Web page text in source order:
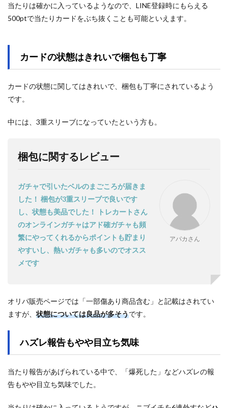
当たりは確かに入っているようなので、LINE登録時にもらえる
500ptで当たりカードをぶち抜くことも可能といえます。
カードの状態はきれいで梱包も丁寧
カードの状態に関してはきれいで、梱包も丁寧にされているよう
です。
中には、3重スリーブになっていたという方も。
梱包に関するレビュー
アパカさん
ガチャで引いたベルのまごころが届きま
した！ 梱包が3重スリーブで良いです
し、状態も美品でした！ トレカートさん
のオンラインガチャはアド確ガチャも頻
繁にやってくれるからポイントも貯まり
やすいし、熱いガチャも多いのでオスス
メです
オリパ販売ページでは「一部傷あり商品含む」と記載はされてい
ますが、状態については良品が多そうです。
ハズレ報告もやや目立ち気味
当たり報告があげられている中で、「爆死した」などハズレの報
告もやや目立ち気味でした。